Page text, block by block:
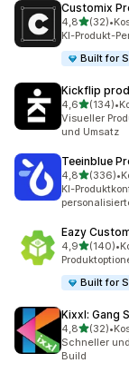
Customix
4,8von 5
(32)
32 •
KI-Produkt-
Built for
Kickflip
4,6von 5
(134)
134 •
Visueller
und Umsatz
Teeinblue
4,8von 5
(336)
336 •
KI-
Eazy
4,9von 5
(140)
140 •
Built for
Kixxl: Gang
4,8von 5
(32)
32 •
Schneller
Build